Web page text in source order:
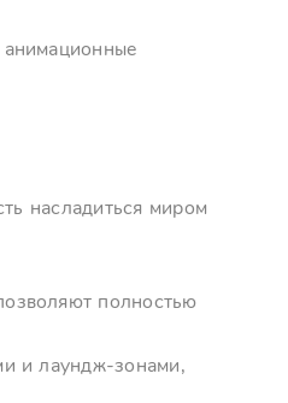
насладиться миром
полностью
и лаундж-зонами,